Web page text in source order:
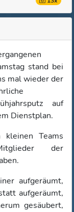
stand bei
mal wieder der
auf
Dienstplan.
Teams
der
aufgeräumt,
aufgeräumt,
gesäubert,